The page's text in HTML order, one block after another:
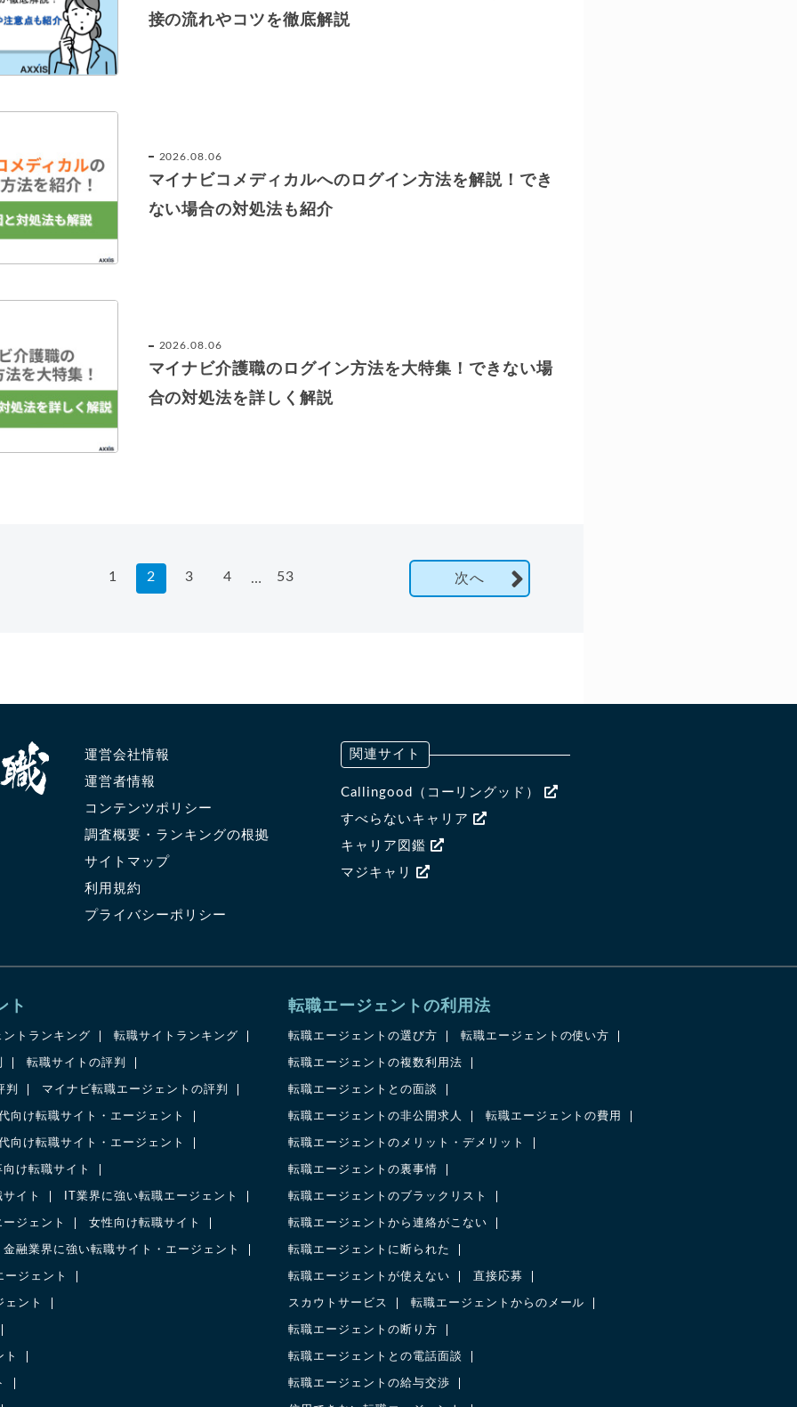
接の流れやコツを徹底解説
2026.08.06
マイナビコメディカルへのログイン方法を解説！でき
ない場合の対処法も紹介
2026.08.06
マイナビ介護職のログイン方法を大特集！できない場
合の対処法を詳しく解説
1 2 3 4 … 53 次へ
運営会社情報
運営者情報
コンテンツポリシー
調査概要・ランキングの根拠
サイトマップ
利用規約
プライバシーポリシー
関連サイト
Callingood（コーリングッド）
すべらないキャリア
キャリア図鑑
マジキャリ
ト
ントランキング 転職サイトランキング
転職サイトの評判
判 マイナビ転職エージェントの評判
向け転職サイト・エージェント
向け転職サイト・エージェント
け転職サイト
イト IT業界に強い転職エージェント
ジェント 女性向け転職サイト
金融業界に強い転職サイト・エージェント
ジェント
ェント
ト
転職エージェントの利用法
転職エージェントの選び方 転職エージェントの使い方
転職エージェントの複数利用法
転職エージェントとの面談
転職エージェントの非公開求人 転職エージェントの費用
転職エージェントのメリット・デメリット
転職エージェントの裏事情
転職エージェントのブラックリスト
転職エージェントから連絡がこない
転職エージェントに断られた
転職エージェントが使えない 直接応募
スカウトサービス 転職エージェントからのメール
転職エージェントの断り方
転職エージェントとの電話面談
転職エージェントの給与交渉